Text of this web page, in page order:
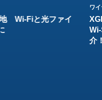
Wi-Fiと光ファイ
ワ
介